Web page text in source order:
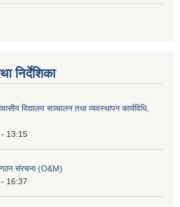
निर्देशिका
विद्यालय सञ्चालन तथा व्यवस्थापन कार्यविधि,
13:15
संरचना (O&M)
16:37